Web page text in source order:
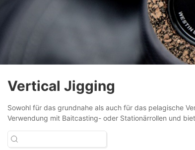
Vertical Jigging
Sowohl für das grundnahe als auch für das pelagische
Verwendung mit Baitcasting- oder Stationärrollen und